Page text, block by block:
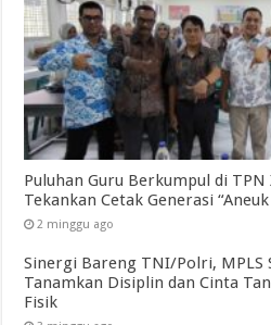
Puluhan Guru Berkumpul di
Tekankan Cetak Generasi
2 minggu ago
Sinergi Bareng TNI/Polri, MPLS
Tanamkan Disiplin dan Cinta
Fisik